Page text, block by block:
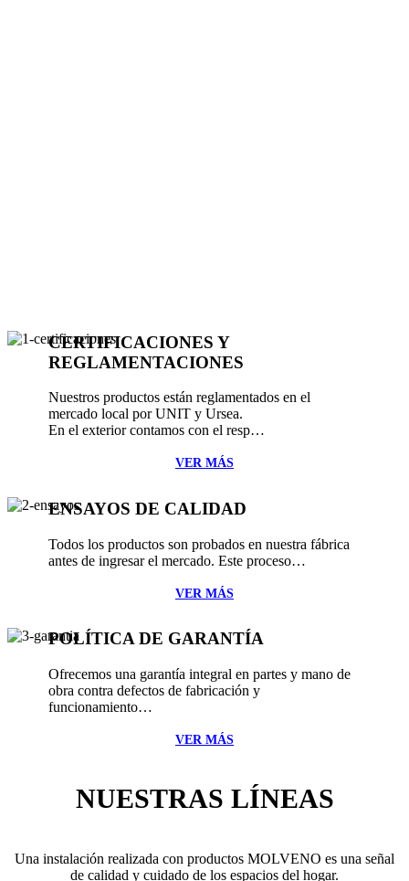
CERTIFICACIONES Y
REGLAMENTACIONES
Nuestros productos están reglamentados en el
mercado local por UNIT y Ursea.
En el exterior contamos con el resp…
VER MÁS
ENSAYOS DE CALIDAD
Todos los productos son probados en nuestra fábrica
antes de ingresar el mercado. Este proceso…
VER MÁS
POLÍTICA DE GARANTÍA
Ofrecemos una garantía integral en partes y mano de
obra contra defectos de fabricación y
funcionamiento…
VER MÁS
NUESTRAS LÍNEAS
Una instalación realizada con productos MOLVENO es una señal
de calidad y cuidado de los espacios del hogar.